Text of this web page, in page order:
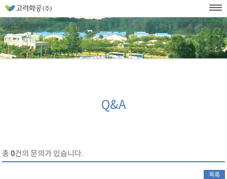
홈
이
지
네
비
게
이
션
KOR ENG SITEMAP WEB발주
메
인
메
뉴
Q&A
총0건의 문의가 있습니다.
목록